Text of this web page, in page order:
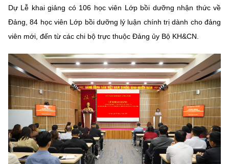
Năng lượng nguyên tử
Tin địa phương
Chuyển đổi số
Bưu chính, Viễn thông
Sở hữu trí tuệ
Tiêu chuẩn, đo lường, chất lượng
Năng lượng nguyên tử
Khác
Videos
Ảnh
Voice
Nhiệm vụ trọng tâm
Chọn ngôn ngữ
Vietnamese English
Dự Lễ khai giảng có 106 học viên Lớp bồi dưỡng nhận thức về
Đảng, 84 học viên Lớp bồi dưỡng lý luận chính trị dành cho đảng
viên mới, đến từ các chi bộ trực thuộc Đảng ủy Bộ KH&CN.